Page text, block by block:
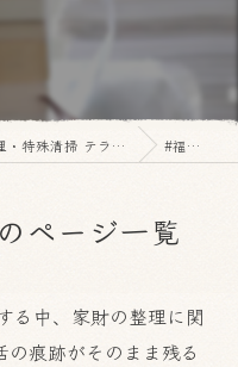
福岡県田川市の遺品整理なら遺品整理・特殊清掃 テラサポ #福岡県
ページ一覧
る中、家財の整理に関
の痕跡がそのまま残る